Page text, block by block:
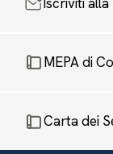
MEPA di
Carta dei